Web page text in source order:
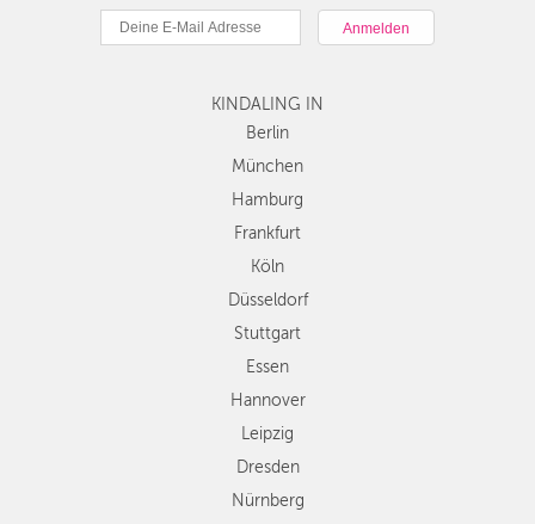
München
Hamburg
Köln
Stuttgart
Nürnberg
Andere
Regionen
KINDALING IN
Berlin
München
Hamburg
Frankfurt
Köln
Düsseldorf
Stuttgart
Essen
Hannover
Leipzig
Dresden
Nürnberg